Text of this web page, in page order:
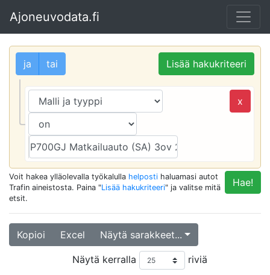
Ajoneuvodata.fi
Lisää hakukriteeri
ja tai
x
Hae!
Voit hakea ylläolevalla työkalulla helposti haluamasi autot
Trafin aineistosta. Paina "Lisää hakukriteeri" ja valitse mitä
etsit.
Kopioi Excel Näytä sarakkeet...
Näytä kerralla riviä